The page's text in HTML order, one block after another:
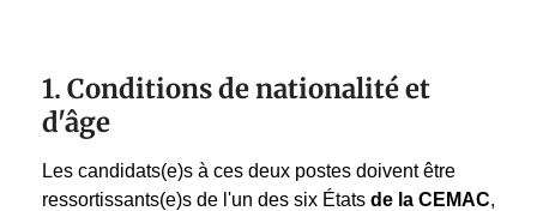
1. Conditions de nationalité et
d'âge
Les candidats(e)s à ces deux postes doivent être
ressortissants(e)s de l'un des six États de la CEMAC,